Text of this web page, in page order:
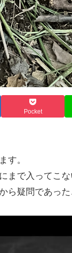
Pocket
す。
で入ってこな
疑問であった